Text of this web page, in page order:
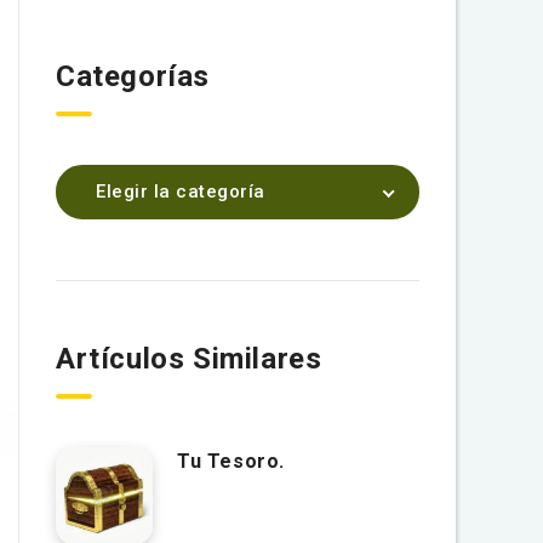
Categorías
Elegir la categoría
Artículos Similares
Tu Tesoro.